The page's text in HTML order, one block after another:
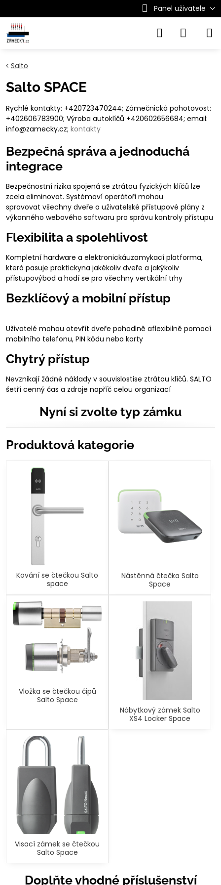
Panel uživatele
Salto
Salto SPACE
Rychlé kontakty: +420723470244; Zámečnická pohotovost:
+402606783900; Výroba autoklíčů +420602656684; email:
info@zamecky.cz; kontakty
Bezpečná správa a jednoduchá
integrace
Bezpečnostní rizika spojená se ztrátou fyzických klíčů lze
zcela eliminovat. Systémoví operátoři mohou
spravovat všechny dveře a uživatelské přístupové plány z
výkonného webového softwaru pro správu kontroly přístupu
Flexibilita a spolehlivost
Kompletní hardware a elektronickáuzamykací platforma,
která pasuje praktickyna jakékoliv dveře a jakýkoliv
přístupovýbod a hodí se pro všechny vertikální trhy
Bezklíčový a mobilní přístup
Uživatelé mohou otevřít dveře pohodlně aflexibilně pomocí
mobilního telefonu, PIN kódu nebo karty
Chytrý přístup
Nevznikají žádné náklady v souvislostise ztrátou klíčů. SALTO
šetří cenný čas a zdroje napříč celou organizací
Nyní si zvolte typ zámku
Produktová kategorie
Kování se čtečkou Salto
space
Nástěnná čtečka Salto
Space
Vložka se čtečkou čipů
Salto Space
Nábytkový zámek Salto
XS4 Locker Space
Visací zámek se čtečkou
Salto Space
Doplňte vhodné příslušenství